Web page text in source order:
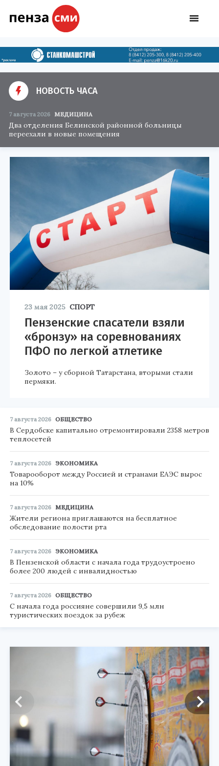
НОВОСТЬ ЧАСА
7 августа 2026 МЕДИЦИНА
Два отделения Белинской районной больницы
переехали в новые помещения
23 мая 2025 СПОРТ
Пензенские спасатели взяли
«бронзу» на соревнованиях
ПФО по легкой атлетике
Золото – у сборной Татарстана, вторыми стали
пермяки.
7 августа 2026 ОБЩЕСТВО
В Сердобске капитально отремонтировали 2358 метров
теплосетей
7 августа 2026 ЭКОНОМИКА
Товарооборот между Россией и странами ЕАЭС вырос
на 10%
7 августа 2026 МЕДИЦИНА
Жители региона приглашаются на бесплатное
обследование полости рта
7 августа 2026 ЭКОНОМИКА
В Пензенской области с начала года трудоустроено
более 200 людей с инвалидностью
7 августа 2026 ОБЩЕСТВО
С начала года россияне совершили 9,5 млн
туристических поездок за рубеж